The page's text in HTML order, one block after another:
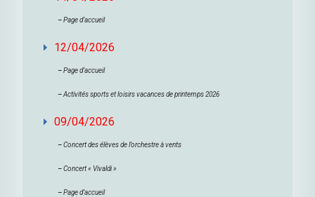
–Page d’accueil
12/04/2026
–Page d’accueil
–Activités sports et loisirs vacances de printemps 2026
09/04/2026
–Concert des élèves de l’orchestre à vents
–Concert « Vivaldi »
–Page d’accueil